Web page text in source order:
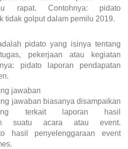
rapat. Contohnya: pidato
tidak golput dalam pemilu 2019.
pidato yang isinya tentang
pekerjaan atau kegiatan
pidato laporan pendapatan
jawaban
jawaban biasanya disampaikan
terkait laporan hasil
suatu acara atau event.
hasil penyelenggaraan event